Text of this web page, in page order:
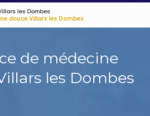
les Dombes
douce Villars les Dombes
de médecine
les Dombes